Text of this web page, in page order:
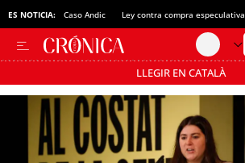
ES NOTICIA: Caso Andic Ley contra compra especulativa
LLEGIR EN CATALÀ
Pásate al MODO AHORRO